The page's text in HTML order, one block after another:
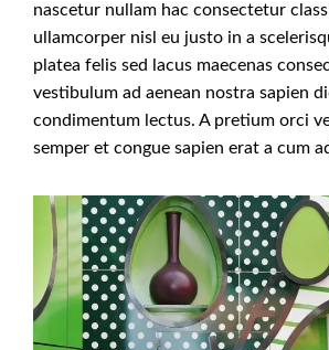
nascetur nullam hac consectetur
ullamcorper nisl eu justo in a
platea felis sed lacus maecenas
vestibulum ad aenean nostra sapien
condimentum lectus. A pretium orci
semper et congue sapien erat a cum